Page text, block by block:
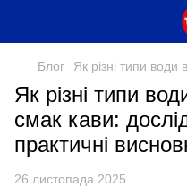
Блог Як різні типи
Як різні типи
смак кави:
практичні
26 листопада 2025